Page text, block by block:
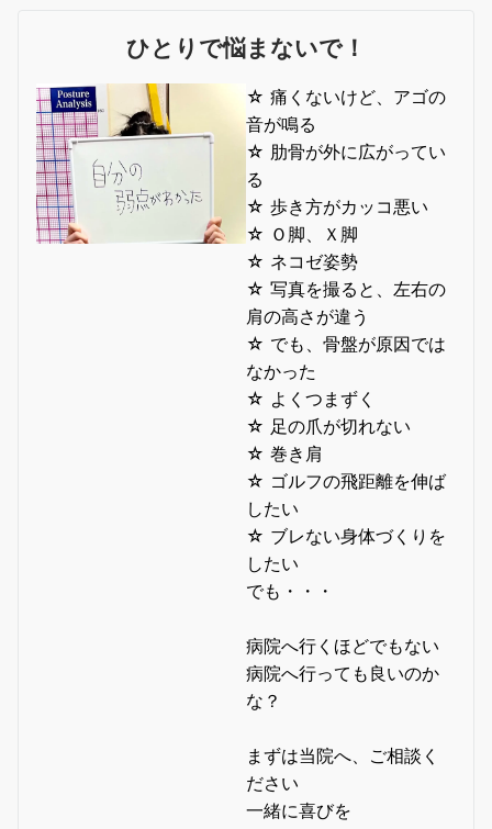
ひとりで悩まないで！
☆ 痛くないけど、アゴの
音が鳴る
☆ 肋骨が外に広がってい
る
☆ 歩き方がカッコ悪い
☆ Ｏ脚、Ｘ脚
☆ ネコゼ姿勢
☆ 写真を撮ると、左右の
肩の高さが違う
☆ でも、骨盤が原因では
なかった
☆ よくつまずく
☆ 足の爪が切れない
☆ 巻き肩
☆ ゴルフの飛距離を伸ば
したい
☆ ブレない身体づくりを
したい
でも・・・
病院へ行くほどでもない
病院へ行っても良いのか
な？
まずは当院へ、ご相談く
ださい
一緒に喜びを